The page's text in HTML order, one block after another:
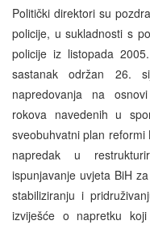
Politički direktori su
policije, u sukladnosti s
policije iz listopada
sastanak održan 26.
napredovanja na
rokova navedenih u
sveobuhvatni plan reformi
napredak u
ispunjavanje uvjeta BiH
stabiliziranju i
izviješće o napretku